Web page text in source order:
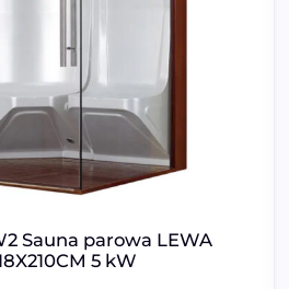
Sauna parowa LEWA
5 kW